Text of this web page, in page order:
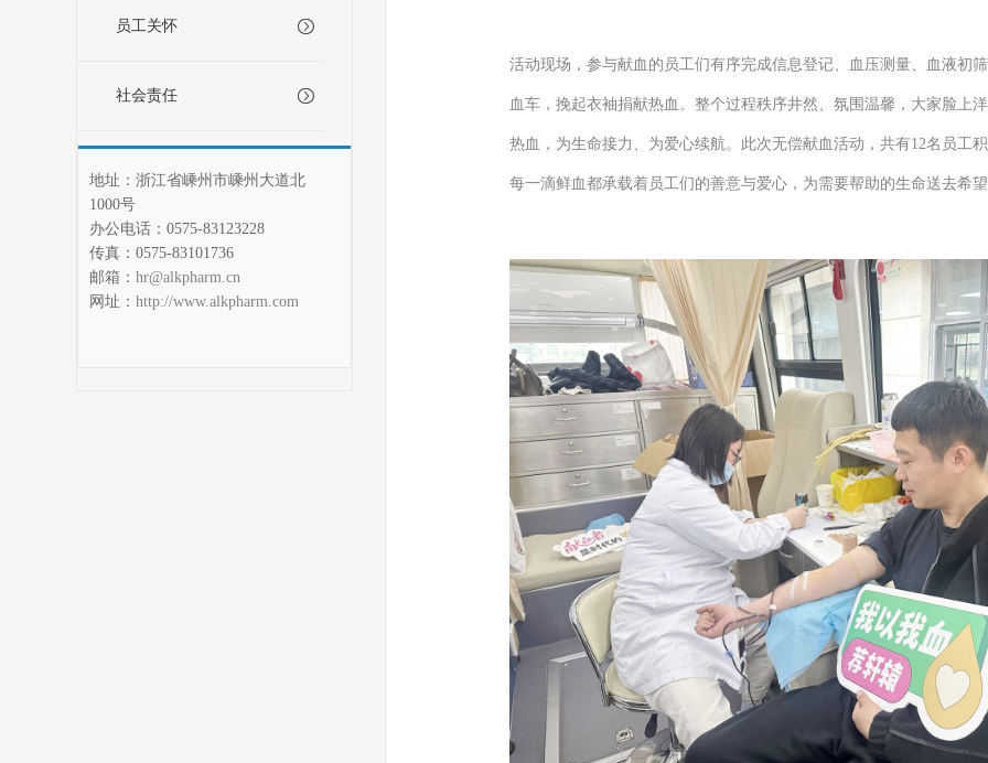
员工关怀
社会责任
地址：浙江省嵊州市嵊州大道北
1000号
办公电话：0575-83123228
传真：0575-83101736
邮箱： hr@alkpharm.cn
网址： http://www.alkpharm.com
活动现场，参与献血的员工们有序完成信息登记、血压测量、血液初
血车，挽起衣袖捐献热血。整个过程秩序井然、氛围温馨，大家脸上
热血，为生命接力、为爱心续航。此次无偿献血活动，共有12名员工
每一滴鲜血都承载着员工们的善意与爱心，为需要帮助的生命送去希